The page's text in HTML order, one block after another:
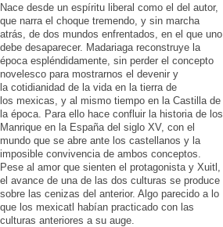
Nace desde un espíritu liberal como el del autor,
que narra el choque tremendo, y sin marcha
atrás, de dos mundos enfrentados, en el que uno
debe desaparecer. Madariaga reconstruye la
época espléndidamente, sin perder el concepto
novelesco para mostrarnos el devenir y
la cotidianidad de la vida en la tierra de
los mexicas, y al mismo tiempo en la Castilla de
la época. Para ello hace confluir la historia de los
Manrique en la España del siglo XV, con el
mundo que se abre ante los castellanos y la
imposible convivencia de ambos conceptos.
Pese al amor que sienten el protagonista y Xuitl,
el avance de una de las dos culturas se produce
sobre las cenizas del anterior. Algo parecido a lo
que los mexicatl habían practicado con las
culturas anteriores a su auge.